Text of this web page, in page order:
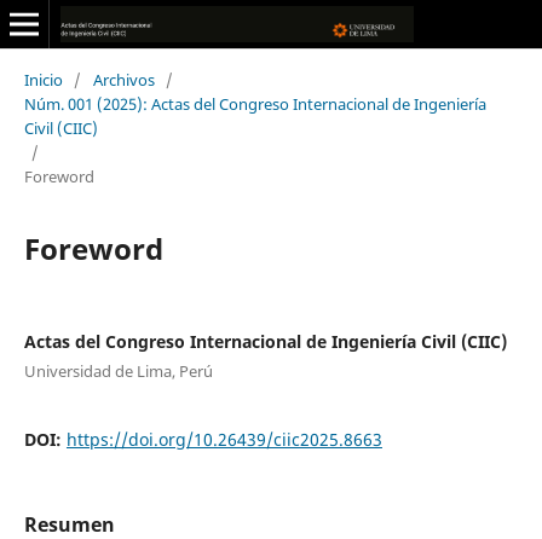
Inicio / Archivos /
Núm. 001 (2025): Actas del Congreso Internacional de Ingeniería
Civil (CIIC)
/
Foreword
Foreword
Actas del Congreso Internacional de Ingeniería Civil (CIIC)
Universidad de Lima, Perú
DOI: https://doi.org/10.26439/ciic2025.8663
Resumen